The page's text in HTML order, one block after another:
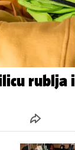
rublja i